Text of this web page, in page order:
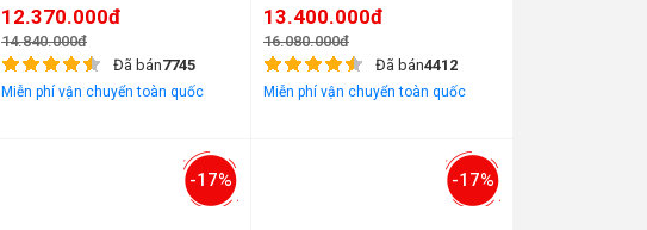
12.370.000đ
14.840.000đ
Đã bán7745
Miễn phí vận chuyển toàn quốc
13.400.000đ
16.080.000đ
Đã bán4412
Miễn phí vận chuyển toàn quốc
-17% -17%